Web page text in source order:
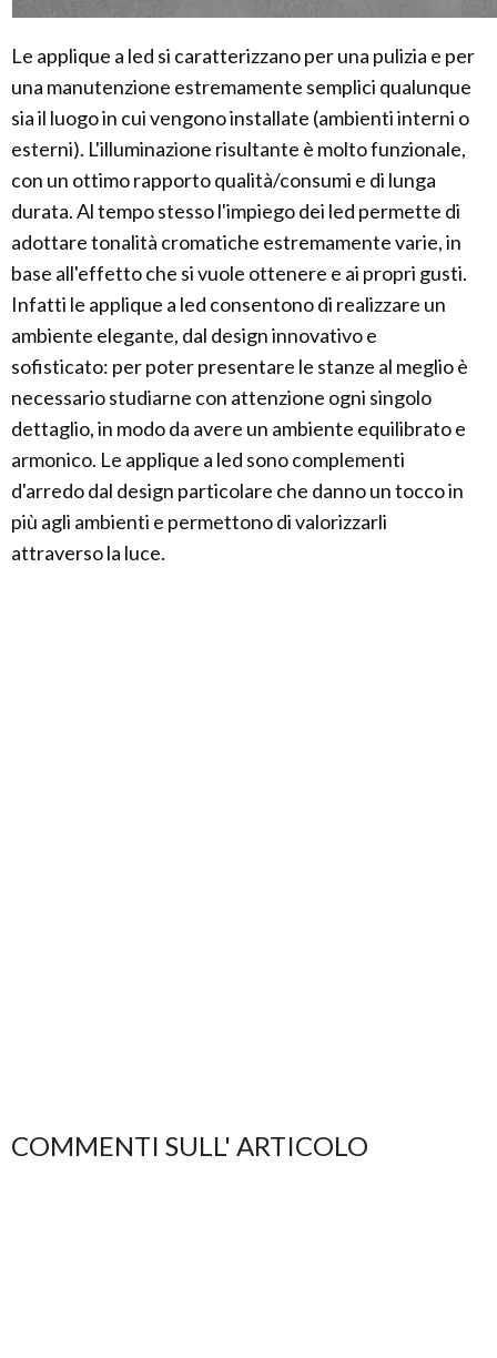
Le applique a led si caratterizzano per una pulizia e per
una manutenzione estremamente semplici qualunque
sia il luogo in cui vengono installate (ambienti interni o
esterni). L'illuminazione risultante è molto funzionale,
con un ottimo rapporto qualità/consumi e di lunga
durata. Al tempo stesso l'impiego dei led permette di
adottare tonalità cromatiche estremamente varie, in
base all'effetto che si vuole ottenere e ai propri gusti.
Infatti le applique a led consentono di realizzare un
ambiente elegante, dal design innovativo e
sofisticato: per poter presentare le stanze al meglio è
necessario studiarne con attenzione ogni singolo
dettaglio, in modo da avere un ambiente equilibrato e
armonico. Le applique a led sono complementi
d'arredo dal design particolare che danno un tocco in
più agli ambienti e permettono di valorizzarli
attraverso la luce.
COMMENTI SULL' ARTICOLO